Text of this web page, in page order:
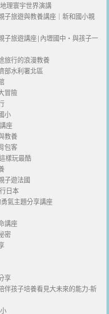
理寰宇世界演講
子旅遊與教養講座｜新和國小親
子旅遊講座|內壢國中・與孩子一
旅行的浪漫教養
部水利署北區
冒險
小
座
教養
包客
樣玩最酷
子遊法國
日本
氣主題分享講座
講座
密
享
伴孩子培養看見大未來的能力-新